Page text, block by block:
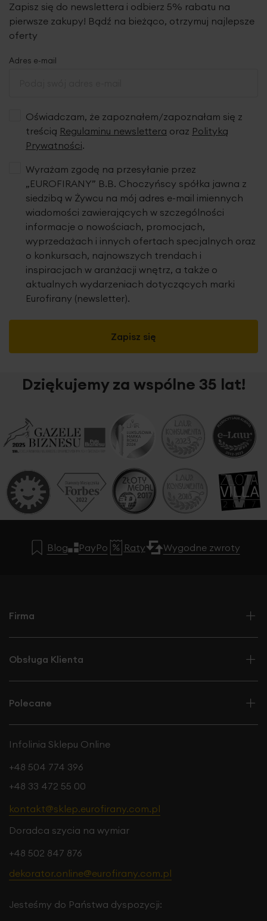
Zapisz się do newslettera i odbierz 5% rabatu na
pierwsze zakupy! Bądź na bieżąco, otrzymuj najlepsze
oferty
Adres e-mail
Oświadczam, że zapoznałem/zapoznałam się z
treścią Regulaminu newslettera oraz Polityką
Prywatności.
Zapisz się
Wyrażam zgodę na przesyłanie przez
„EUROFIRANY” B.B. Choczyńscy spółka jawna z
siedzibą w Żywcu na mój adres e-mail imiennych
wiadomości zawierających w szczególności
informacje o nowościach, promocjach,
wyprzedażach i innych ofertach specjalnych oraz
o konkursach, najnowszych trendach i
inspiracjach w aranżacji wnętrz, a także o
aktualnych wydarzeniach dotyczących marki
Eurofirany (newsletter).
Dziękujemy za wspólne 35 lat!
Blog PayPo Raty Wygodne zwroty
Firma
Obsługa Klienta
Polecane
Infolinia Sklepu Online
+48 504 774 396
+48 33 472 55 00
kontakt@sklep.eurofirany.com.pl
Doradca szycia na wymiar
+48 502 847 876
dekorator.online@eurofirany.com.pl
Jesteśmy do Państwa dyspozycji: